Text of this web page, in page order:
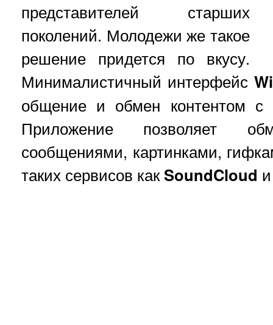
представителей старших
поколений. Молодежи же такое
решение придется по вкусу.
Минималистичный интерфейс
общение и обмен контентом с
Приложение позволяет
сообщениями, картинками,
таких сервисов какSoundCloud